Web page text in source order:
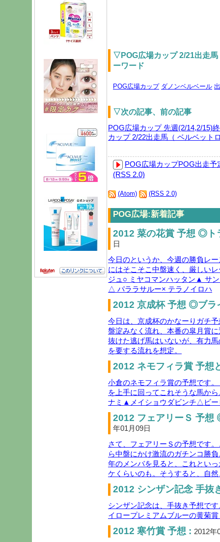
▽POG広場カップ 2/21出走
ーワード
POG広場カップ ダノンベルベール
▽次の記事、前の記事
POG広場カップ 先週(2/14,2/15)
カップ 2/22出走馬（ ベルベット
POG広場カップPOG出走予
(RSS 2.0)
(Atom) (RSS 2.0)
POG広場:新着記事
2012 菜の花賞 予想 ◎ト
日
今日のというか、今週の勝負レ
にはそこそこ中盤速く、厳しい
ジュ○ ミヤコマンハッタン▲ サ
△ パララサルー× テラノイロハ
2012 京成杯 予想 ◎ブラ
今日は、京成杯のかなーりガチ
盤淀みなく流れ、本番の皐月賞
抜けた逃げ馬はいないが、有力
を要する流れを想定。
2012 ネモフィラ賞 予想
小倉のネモフィラ賞の予想です
を上手に回ってこれそうな馬か
ナミ▲メイショウダビンチ△ビー
2012 フェアリーＳ 予
年01月09日
さて、フェアリーＳの予想です
ら中盤にかけ激流のガチンコ勝
年のメンバを見ると、これとい
ケくらいのも。そうすると、自
2012 シンザン記念 手抜
シンザン記念は、手抜き予想で
イロープレミアムブルーの黄菊
2012 寒竹賞 予想 : 2012年